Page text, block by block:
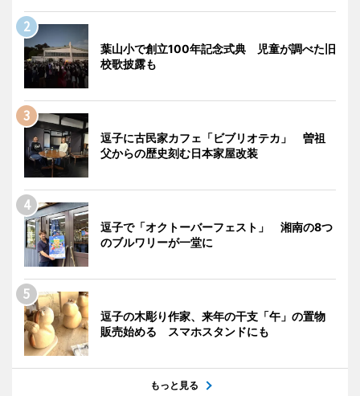
葉山小で創立100年記念式典 児童が調べた旧
校歌披露も
逗子に古民家カフェ「ビブリオテカ」 曽祖
父からの歴史刻む日本家屋改装
逗子で「オクトーバーフェスト」 湘南の8つ
のブルワリーが一堂に
逗子の木彫り作家、来年の干支「午」の置物
販売始める スマホスタンドにも
もっと見る